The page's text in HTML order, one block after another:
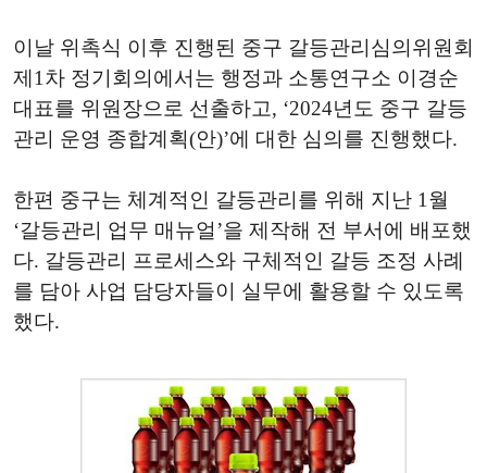
이날 위촉식 이후 진행된 중구 갈등관리심의위원회
제 1차 정기회의에서는 행정과 소통연구소 이경순
대표를 위원장으로 선출하고, ‘2024년도 중구 갈등
관리 운영 종합계획(안)’에 대한 심의를 진행했다.
한편 중구는 체계적인 갈등관리를 위해 지난 1월
‘갈등관리 업무 매뉴얼’을 제작해 전 부서에 배포했
다. 갈등관리 프로세스와 구체적인 갈등 조정 사례
를 담아 사업 담당자들이 실무에 활용할 수 있도록
했다.